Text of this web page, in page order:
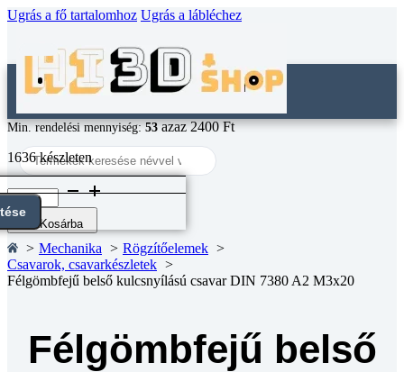
Ugrás a fő tartalomhoz Ugrás a lábléchez
Search
...
Min. rendelési mennyiség:53azaz 2400 Ft
1636 készleten
Félgömbfejű
belső
kulcsnyílású
csavar
DIN
7380
A2
Kosárba
Mechanika
Rögzítőelemek
Csavarok, csavarkészletek
Félgömbfejű belső kulcsnyílású csavar DIN 7380 A2 M3x20
Félgömbfejű belső